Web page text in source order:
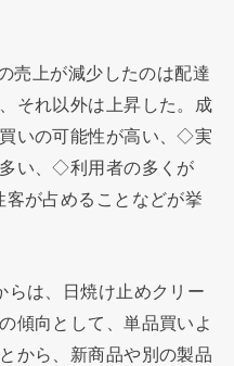
売上が減少したのは配達
それ以外は上昇した。成
いの可能性が高い、◇実
い、◇利用者の多くが
が占めることなどが挙
らは、日焼け止めクリー
傾向として、単品買いよ
から、新商品や別の製品